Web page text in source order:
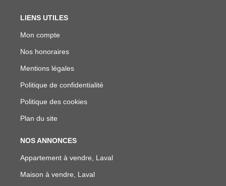
LIENS UTILES
Mon compte
Nos honoraires
Mentions légales
Politique de confidentialité
Politique des cookies
Plan du site
NOS ANNONCES
Appartement à vendre, Laval
Maison à vendre, Laval